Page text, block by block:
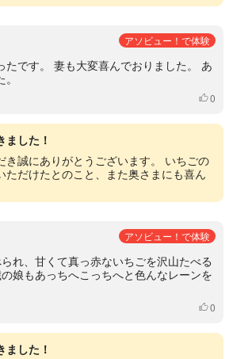
アソビュー！で体験
たです。 妻も大変喜んでおりました。 あ
いいね
0
ました！
き誠にありがとうございます。 いちごの
ただけたとのこと、また奥さまにも喜ん
アソビュー！で体験
れ、甘くて真っ赤ないちごを沢山たべる
娘もあっちへこっちへと色んなレーンを
いいね
0
ました！